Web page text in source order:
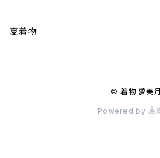
夏着物
© 着物 夢美月
Powered by